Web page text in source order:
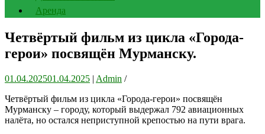
Аренда
Четвёртый фильм из цикла «Города-
герои» посвящён Мурманску.
01.04.202501.04.2025 | Admin /
Четвёртый фильм из цикла «Города-герои» посвящён
Мурманску – городу, который выдержал 792 авиационных
налёта, но остался неприступной крепостью на пути врага.